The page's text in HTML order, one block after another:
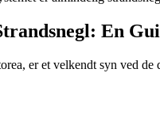
En
er et velkendt syn ved